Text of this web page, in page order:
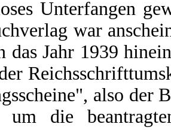
Unterfangen
war
das Jahr 1939
also der
um die